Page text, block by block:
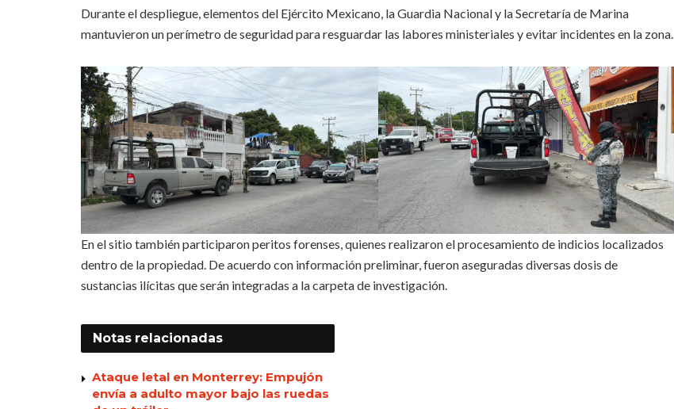
Durante el despliegue, elementos del Ejército Mexicano, la Guardia Nacional y la Secretaría de Marina
mantuvieron un perímetro de seguridad para resguardar las labores ministeriales y evitar incidentes en la zona.
En el sitio también participaron peritos forenses, quienes realizaron el procesamiento de indicios localizados
dentro de la propiedad. De acuerdo con información preliminar, fueron aseguradas diversas dosis de
sustancias ilícitas que serán integradas a la carpeta de investigación.
Notas relacionadas
Ataque letal en Monterrey: Empujón
envía a adulto mayor bajo las ruedas